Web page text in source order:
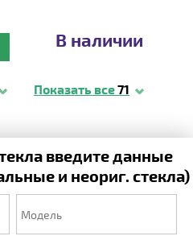
В наличии
Показать все71
введите данные
и неориг. стекла)